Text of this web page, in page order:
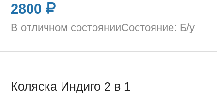
2800
В отличном состоянииСостояние: Б/у
Коляска Индиго 2 в 1